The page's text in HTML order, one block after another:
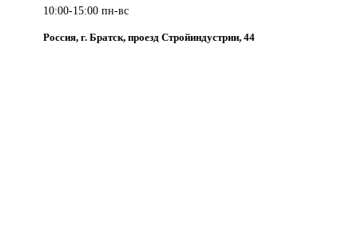
10:00-15:00 пн-вс
Россия, г. Братск, проезд Стройиндустрии, 44